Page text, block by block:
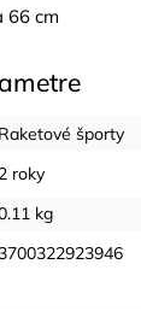
66 cm
Raketové športy
2 roky
kg